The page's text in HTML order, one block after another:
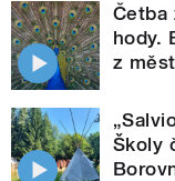
Četba
hody.
z
Školy